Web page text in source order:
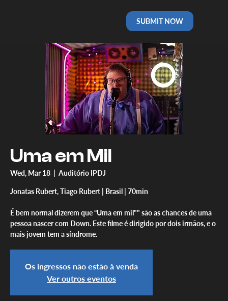
SUBMIT NOW
Uma em Mil
Wed, Mar 18 Auditório IPDJ
Jonatas Rubert, Tiago Rubert | Brasil | 70min
É bem normal dizerem que “Uma em mil"" são as chances de uma
pessoa nascer com Down. Este filme é dirigido por dois irmãos, e o
mais jovem tem a síndrome.
Os ingressos não estão à venda
Ver outros eventos